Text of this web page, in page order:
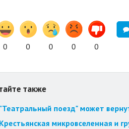
0 0 0 0 0
также
поезд" может
микровселенная и